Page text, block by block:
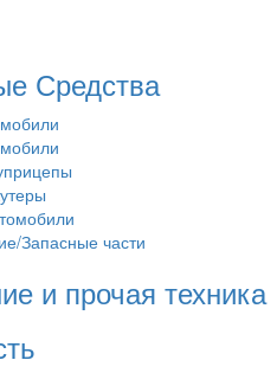
Средства
Запасные части
и прочая техника